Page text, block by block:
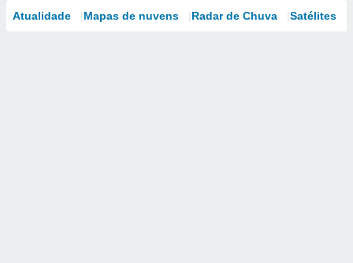
Atualidade Mapas de nuvens Radar de Chuva Satélites